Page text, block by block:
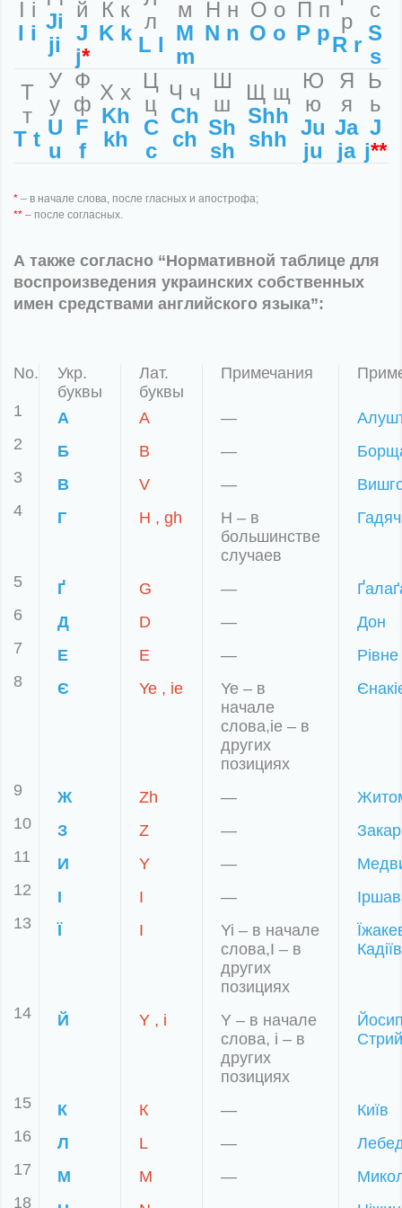
І і
I i Jі
jі
й
J
j*
К к
K k л
L l
м
M
m
Н н
N n
О о
O o
П п
P p р
R r
с
S
s
Т
т
T t
У
у
U
u
Ф
ф
F
f
Х х
Kh
kh
Ц
ц
С
с
Ч ч
Ch
ch
Ш
ш
Sh
sh
Щ щ
Shh
shh
Ю
ю
Ju
ju
Я
я
Ja
ja
Ь
ь
J
j**
* – в начале слова, после гласных и апострофа;
** – после согласных.
А также согласно “Нормативной таблице для
воспроизведения украинских собственных
имен средствами английского языка”:
No.
Укр.
буквы
Лат.
буквы
Примечания
1 А A —
2
Б B —
3
В V —
4
Г H , gh
Н – в
большинстве
случаев
5 Ґ G —
6
Д D —
Дон
7
Е Е —
Рівне
8
Є Ye , ie
Ye – в
начале
слова,ie – в
других
позициях
9 Ж Zh —
10
З Z —
11
И Y —
12
І І —
13
Ї I
Yi – в начале
слова,I – в
других
позициях
14 Й Y , i
Y – в начале
слова, i – в
других
позициях
Стрий
15 К К —
Київ
16
Л L —
17
М М —
18